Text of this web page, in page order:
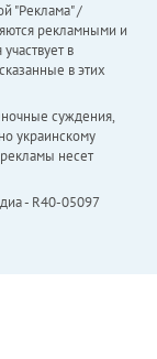
"Реклама" /
рекламными и
в
в этих
суждения,
украинскому
рекламы несет
- R40-05097